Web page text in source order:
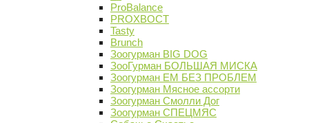
ProBalance
PROХВОСТ
Tasty
Brunch
Зоогурман BIG DOG
ЗооГурман БОЛЬШАЯ МИСКА
Зоогурман ЕМ БЕЗ ПРОБЛЕМ
Зоогурман Мясное ассорти
Зоогурман Смолли Дог
Зоогурман СПЕЦМЯС